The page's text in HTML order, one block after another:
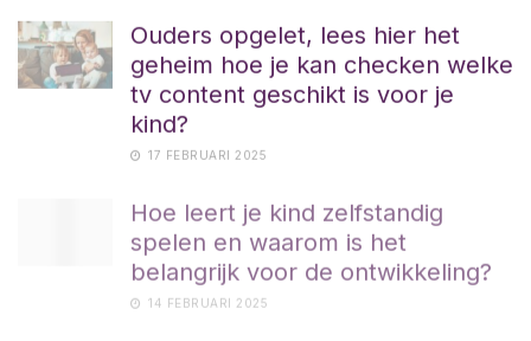
Ouders opgelet, lees hier het
geheim hoe je kan checken welke
tv content geschikt is voor je
kind?
17 FEBRUARI 2025
Hoe leert je kind zelfstandig
spelen en waarom is het
belangrijk voor de ontwikkeling?
14 FEBRUARI 2025